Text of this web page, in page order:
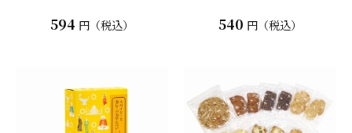
594 円（税込） 540 円（税込）